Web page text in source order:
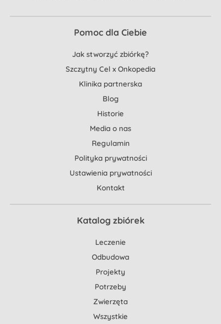
Pomoc dla Ciebie
Jak stworzyć zbiórkę?
Szczytny Cel x Onkopedia
Klinika partnerska
Blog
Historie
Media o nas
Regulamin
Polityka prywatności
Ustawienia prywatności
Kontakt
Katalog zbiórek
Leczenie
Odbudowa
Projekty
Potrzeby
Zwierzęta
Wszystkie